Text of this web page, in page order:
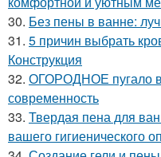
30. Без пены в ванне:
31. 5 причин выбрать
Конструкция
32. ОГОРОДНОЕ пугало
современность
33. Твердая пена для
вашего гигиенического